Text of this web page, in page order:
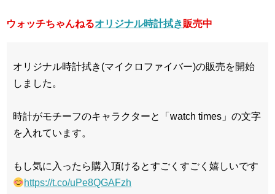
ウォッチちゃんねるオリジナル時計拭き販売中
オリジナル時計拭き(マイクロファイバー)の販売を開始
しました。
時計がモチーフのキャラクターと「watch times」の文字
を入れています。
もし気に入ったら購入頂けるとすごくすごく嬉しいです
https://t.co/uPe8QGAFzh